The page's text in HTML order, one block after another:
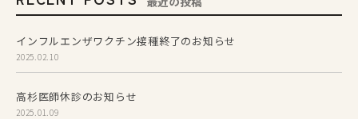
インフルエンザワクチン接種終了のお知らせ
2025.02.10
高杉医師休診のお知らせ
2025.01.09